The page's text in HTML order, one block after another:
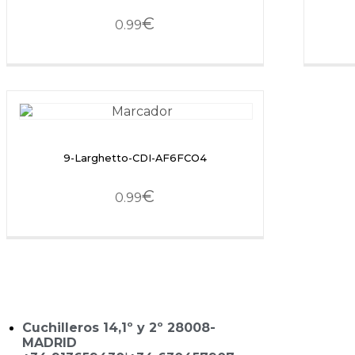
0.99€
9-Larghetto-CDI-AF6FCO4
0.99€
Cuchilleros 14,1º y 2º 28008-
MADRID